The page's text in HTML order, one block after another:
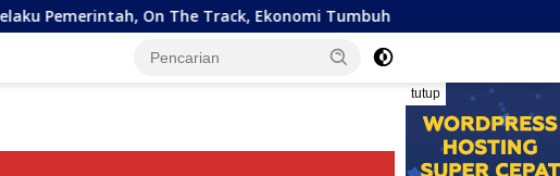
Track, Ekonomi Tumbuh Ditengah Efisiensi Anggaran
tutup